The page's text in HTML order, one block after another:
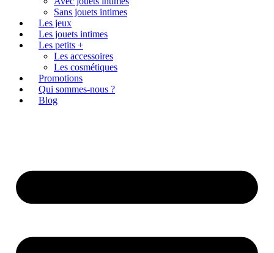
Sans jouets intimes
Les jeux
Les jouets intimes
Les petits +
Les accessoires
Les cosmétiques
Promotions
Qui sommes-nous ?
Blog